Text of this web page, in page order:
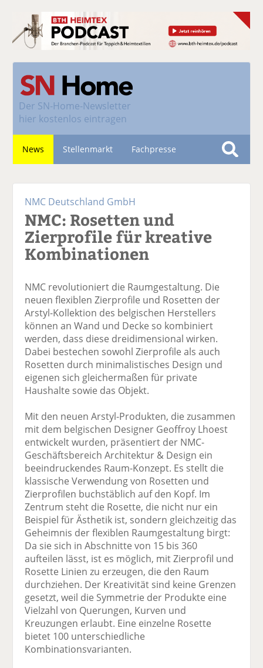
Der SN-Home-Newsletter
hier kostenlos eintragen
News Stellenmarkt Fachpresse
S
NMC Deutschland GmbH
NMC: Rosetten und
Zierprofile für kreative
Kombinationen
NMC revolutioniert die Raumgestaltung. Die
neuen flexiblen Zierprofile und Rosetten der
Arstyl-Kollektion des belgischen Herstellers
können an Wand und Decke so kombiniert
werden, dass diese dreidimensional wirken.
Dabei bestechen sowohl Zierprofile als auch
Rosetten durch minimalistisches Design und
eigenen sich gleichermaßen für private
Haushalte sowie das Objekt.
Mit den neuen Arstyl-Produkten, die zusammen
mit dem belgischen Designer Geoffroy Lhoest
entwickelt wurden, präsentiert der NMC-
Geschäftsbereich Architektur & Design ein
beeindruckendes Raum-Konzept. Es stellt die
klassische Verwendung von Rosetten und
Zierprofilen buchstäblich auf den Kopf. Im
Zentrum steht die Rosette, die nicht nur ein
Beispiel für Ästhetik ist, sondern gleichzeitig das
Geheimnis der flexiblen Raumgestaltung birgt:
Da sie sich in Abschnitte von 15 bis 360
aufteilen lässt, ist es möglich, mit Zierprofil und
Rosette Linien zu erzeugen, die den Raum
durchziehen. Der Kreativität sind keine Grenzen
gesetzt, weil die Symmetrie der Produkte eine
Vielzahl von Querungen, Kurven und
Kreuzungen erlaubt. Eine einzelne Rosette
bietet 100 unterschiedliche
Kombinationsvarianten.